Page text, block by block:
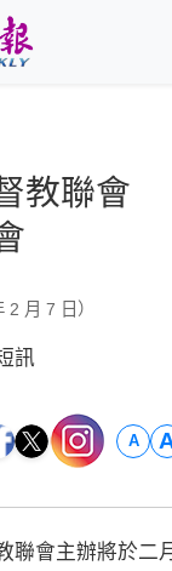
教聯會
2 月 7 日）
訊
A
會主辦將於二